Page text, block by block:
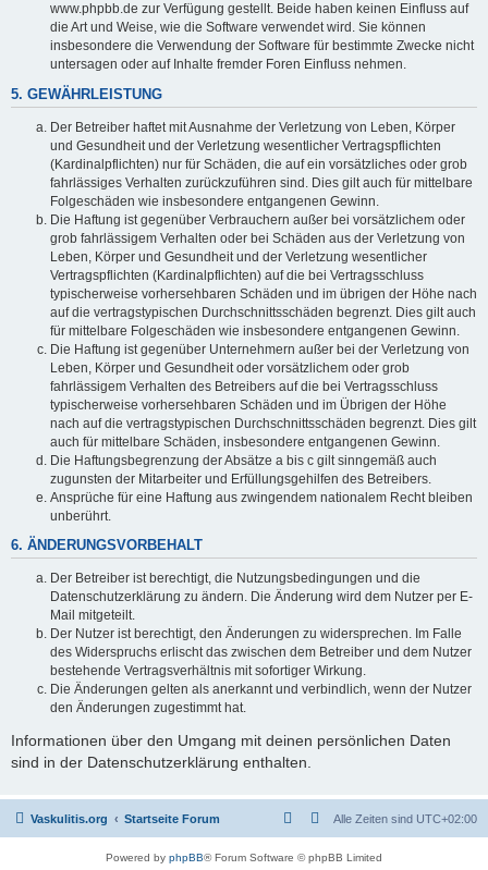
www.phpbb.de zur Verfügung gestellt. Beide haben keinen Einfluss auf
die Art und Weise, wie die Software verwendet wird. Sie können
insbesondere die Verwendung der Software für bestimmte Zwecke nicht
untersagen oder auf Inhalte fremder Foren Einfluss nehmen.
5. GEWÄHRLEISTUNG
Der Betreiber haftet mit Ausnahme der Verletzung von Leben, Körper
und Gesundheit und der Verletzung wesentlicher Vertragspflichten
(Kardinalpflichten) nur für Schäden, die auf ein vorsätzliches oder grob
fahrlässiges Verhalten zurückzuführen sind. Dies gilt auch für mittelbare
Folgeschäden wie insbesondere entgangenen Gewinn.
Die Haftung ist gegenüber Verbrauchern außer bei vorsätzlichem oder
grob fahrlässigem Verhalten oder bei Schäden aus der Verletzung von
Leben, Körper und Gesundheit und der Verletzung wesentlicher
Vertragspflichten (Kardinalpflichten) auf die bei Vertragsschluss
typischerweise vorhersehbaren Schäden und im übrigen der Höhe nach
auf die vertragstypischen Durchschnittsschäden begrenzt. Dies gilt auch
für mittelbare Folgeschäden wie insbesondere entgangenen Gewinn.
Die Haftung ist gegenüber Unternehmern außer bei der Verletzung von
Leben, Körper und Gesundheit oder vorsätzlichem oder grob
fahrlässigem Verhalten des Betreibers auf die bei Vertragsschluss
typischerweise vorhersehbaren Schäden und im Übrigen der Höhe
nach auf die vertragstypischen Durchschnittsschäden begrenzt. Dies gilt
auch für mittelbare Schäden, insbesondere entgangenen Gewinn.
Die Haftungsbegrenzung der Absätze a bis c gilt sinngemäß auch
zugunsten der Mitarbeiter und Erfüllungsgehilfen des Betreibers.
Ansprüche für eine Haftung aus zwingendem nationalem Recht bleiben
unberührt.
6. ÄNDERUNGSVORBEHALT
Der Betreiber ist berechtigt, die Nutzungsbedingungen und die
Datenschutzerklärung zu ändern. Die Änderung wird dem Nutzer per E-
Mail mitgeteilt.
Der Nutzer ist berechtigt, den Änderungen zu widersprechen. Im Falle
des Widerspruchs erlischt das zwischen dem Betreiber und dem Nutzer
bestehende Vertragsverhältnis mit sofortiger Wirkung.
Die Änderungen gelten als anerkannt und verbindlich, wenn der Nutzer
den Änderungen zugestimmt hat.
Informationen über den Umgang mit deinen persönlichen Daten
sind in der Datenschutzerklärung enthalten.
Vaskulitis.org Startseite Forum Alle Zeiten sind UTC+02:00
Powered by phpBB® Forum Software © phpBB Limited